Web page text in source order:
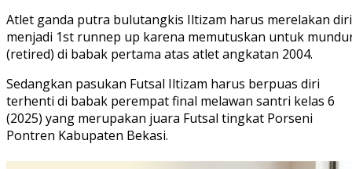
Atlet ganda putra bulutangkis Iltizam harus merelakan diri
menjadi 1st runnep up karena memutuskan untuk
(retired) di babak pertama atas atlet angkatan 2004.
Sedangkan pasukan Futsal Iltizam harus berpuas diri
terhenti di babak perempat final melawan santri kelas 6
(2025) yang merupakan juara Futsal tingkat Porseni
Pontren Kabupaten Bekasi.